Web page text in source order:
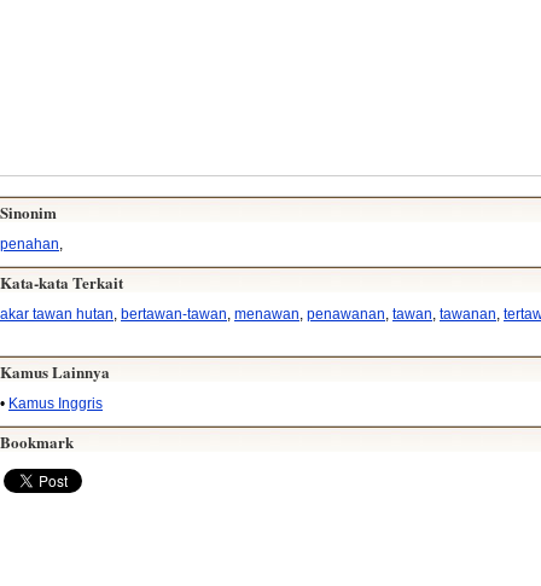
Sinonim
penahan
Kata-kata Terkait
akar tawan hutan, bertawan-tawan, menawan, penawanan, tawan, tawanan,
Kamus Lainnya
• Kamus Inggris
Bookmark